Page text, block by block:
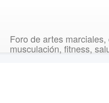
Foro de artes
musculación, fitness,